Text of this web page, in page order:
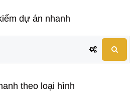
dự án nhanh
theo loại hình